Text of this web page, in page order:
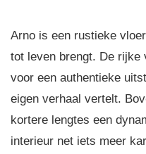
Arno is een rustieke
tot leven brengt. De rijke
voor een authentieke
eigen verhaal vertelt.
kortere lengtes een
interieur net iets meer